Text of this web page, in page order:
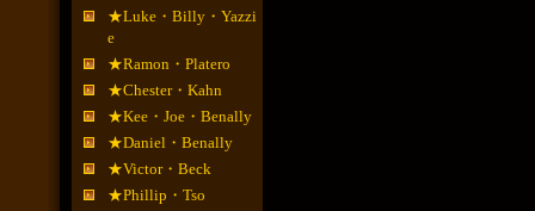
★Luke・Billy・Yazzi
e
★Ramon・Platero
★Chester・Kahn
★Kee・Joe・Benally
★Daniel・Benally
★Victor・Beck
★Phillip・Tso